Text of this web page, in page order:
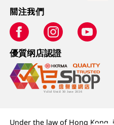
關注我們
優質纲店認證
Under the law of Hong